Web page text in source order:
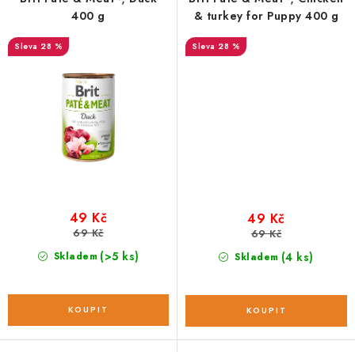
400 g
28 %
Skladem (>5 ks)
49 Kč
69 Kč
& turkey for Puppy 400 g
28 %
Skladem (4 ks)
49 Kč
69 Kč